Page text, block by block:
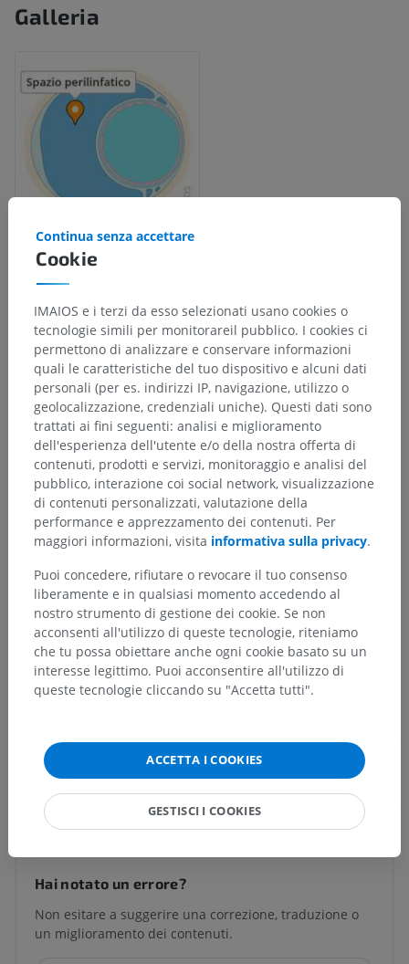
Galleria
Gerarchia anatomica
Anatomia umana 2
Anatomia umana 1
Anatomia sistemica> Organi di senso> Orecchio
Orecchio interno> Labirinto osseo>
Spazio perilinfatico
Strutture sottostanti:
Perilinfa
Acquedotto del vestibolo
Acquedotto della chiocciola
Neuroanatomia umana
Traduzioni
Hai notato un errore?
Non esitare a suggerire una correzione, traduzione o
un miglioramento dei contenuti.
Cookie
Continua senza accettare
IMAIOS e i terzi da esso selezionati usano cookies o
tecnologie simili per monitorareil pubblico. I cookies ci
permettono di analizzare e conservare informazioni
quali le caratteristiche del tuo dispositivo e alcuni dati
personali (per es. indirizzi IP, navigazione, utilizzo o
geolocalizzazione, credenziali uniche). Questi dati sono
trattati ai fini seguenti: analisi e miglioramento
dell'esperienza dell'utente e/o della nostra offerta di
contenuti, prodotti e servizi, monitoraggio e analisi del
pubblico, interazione coi social network, visualizzazione
di contenuti personalizzati, valutazione della
performance e apprezzamento dei contenuti. Per
maggiori informazioni, visita informativa sulla privacy.
Puoi concedere, rifiutare o revocare il tuo consenso
liberamente e in qualsiasi momento accedendo al
nostro strumento di gestione dei cookie. Se non
acconsenti all'utilizzo di queste tecnologie, riteniamo
che tu possa obiettare anche ogni cookie basato su un
interesse legittimo. Puoi acconsentire all'utilizzo di
queste tecnologie cliccando su "Accetta tutti".
ACCETTA I COOKIES
GESTISCI I COOKIES